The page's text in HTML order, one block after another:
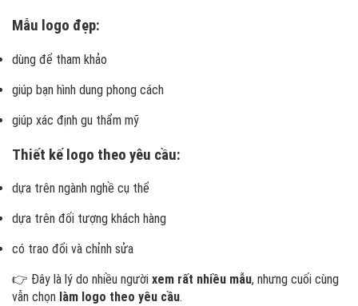
Mẫu logo đẹp:
dùng để tham khảo
giúp bạn hình dung phong cách
giúp xác định gu thẩm mỹ
Thiết kế logo theo yêu cầu:
dựa trên ngành nghề cụ thể
dựa trên đối tượng khách hàng
có trao đổi và chỉnh sửa
👉 Đây là lý do nhiều người xem rất nhiều mẫu, nhưng cuối cùng
vẫn chọn làm logo theo yêu cầu.